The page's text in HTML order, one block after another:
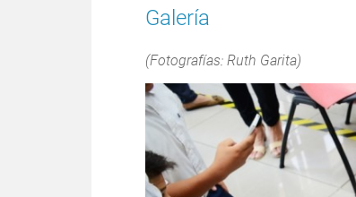
Galería
(Fotografías: Ruth Garita)